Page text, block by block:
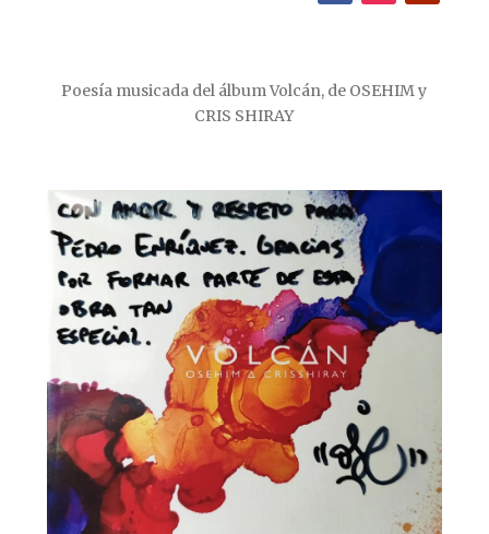
Poesía musicada del álbum Volcán, de OSEHIM y
CRIS SHIRAY